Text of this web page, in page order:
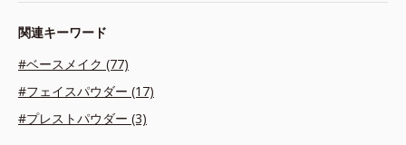
関連キーワード
#ベースメイク (77)
#フェイスパウダー (17)
#プレストパウダー (3)